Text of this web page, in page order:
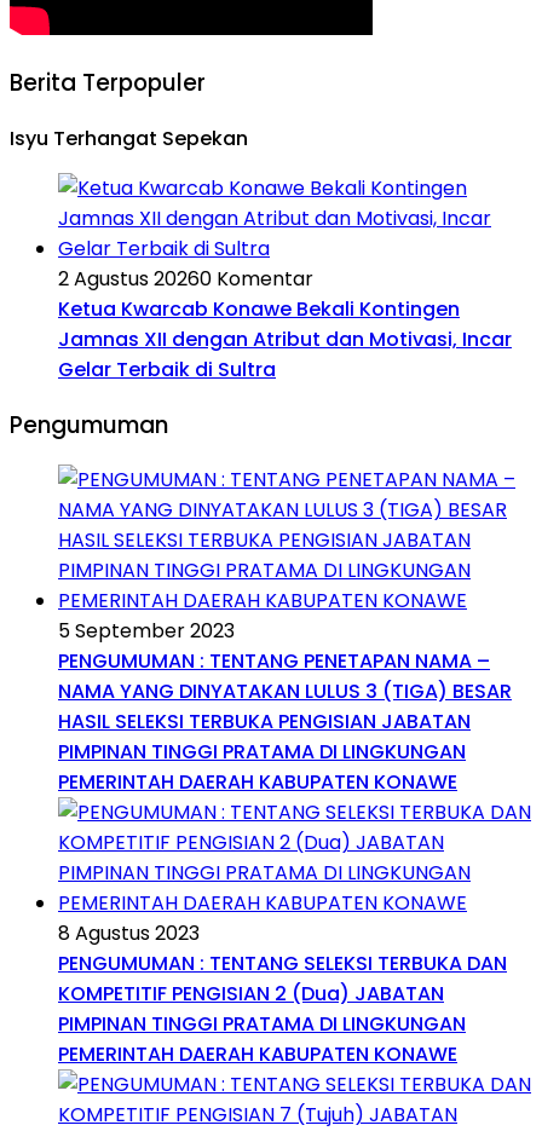
Berita Terpopuler
Isyu Terhangat Sepekan
2 Agustus 20260 Komentar
Ketua Kwarcab Konawe Bekali Kontingen
Jamnas XII dengan Atribut dan Motivasi, Incar
Gelar Terbaik di Sultra
Pengumuman
5 September 2023
PENGUMUMAN : TENTANG PENETAPAN NAMA –
NAMA YANG DINYATAKAN LULUS 3 (TIGA) BESAR
HASIL SELEKSI TERBUKA PENGISIAN JABATAN
PIMPINAN TINGGI PRATAMA DI LINGKUNGAN
PEMERINTAH DAERAH KABUPATEN KONAWE
8 Agustus 2023
PENGUMUMAN : TENTANG SELEKSI TERBUKA DAN
KOMPETITIF PENGISIAN 2 (Dua) JABATAN
PIMPINAN TINGGI PRATAMA DI LINGKUNGAN
PEMERINTAH DAERAH KABUPATEN KONAWE